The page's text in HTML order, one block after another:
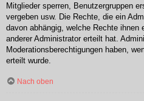
Mitglieder sperren, Benutzergruppen
vergeben usw. Die Rechte, die ein
davon abhängig, welche Rechte ihnen
anderer Administrator erteilt hat.
Moderationsberechtigungen haben,
erteilt wurde.
Nach oben